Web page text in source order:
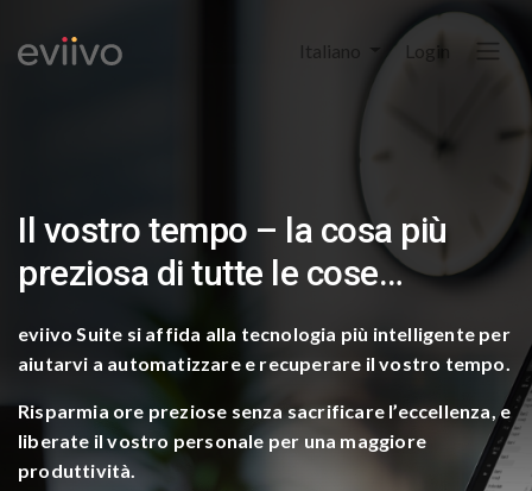
Italiano Login
Il vostro tempo – la cosa più
preziosa di tutte le cose…​
eviivo Suite si affida alla tecnologia più intelligente per
aiutarvi a automatizzare e recuperare il vostro tempo.​
Risparmia ore preziose senza sacrificare l’eccellenza, e
liberate il vostro personale per una maggiore
produttività.​